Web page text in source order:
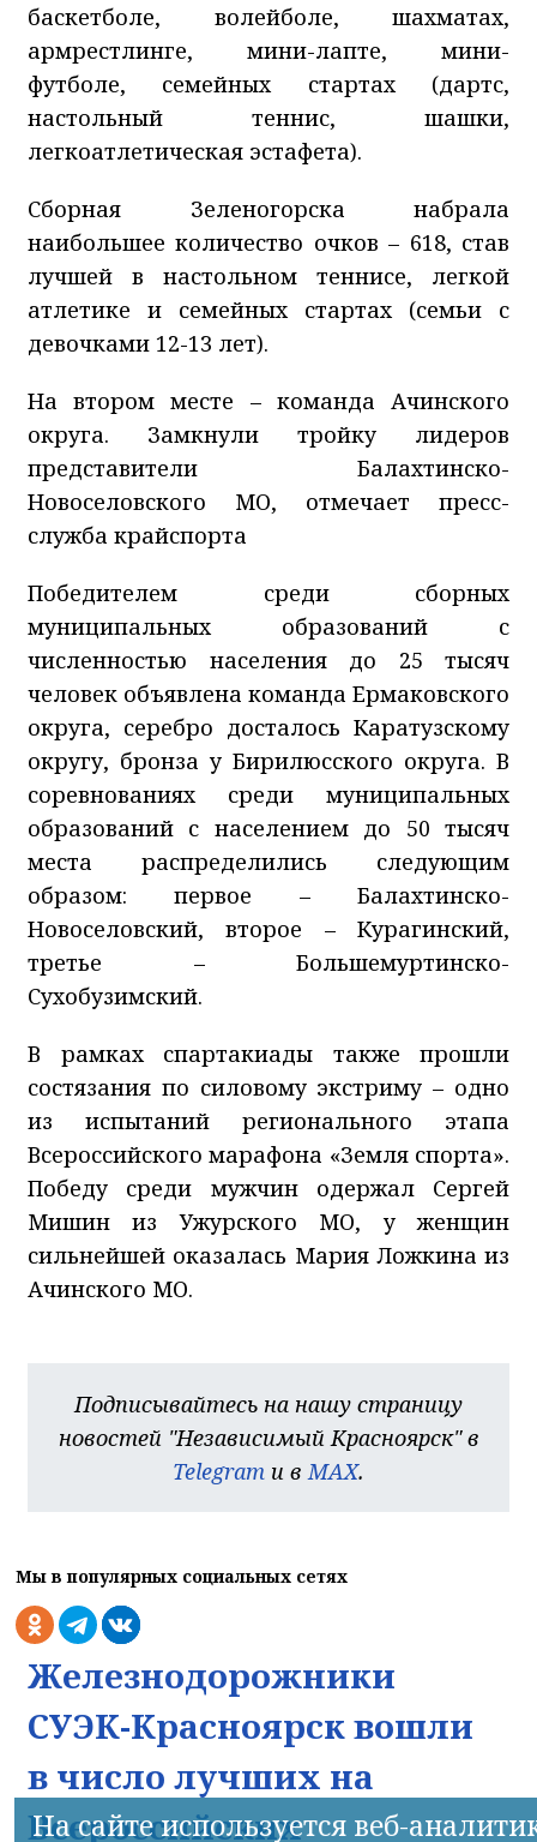
баскетболе, волейболе, шахматах,
армрестлинге, мини-лапте, мини-
футболе, семейных стартах (дартс,
настольный теннис, шашки,
легкоатлетическая эстафета).
Сборная Зеленогорска набрала
наибольшее количество очков – 618, став
лучшей в настольном теннисе, легкой
атлетике и семейных стартах (семьи с
девочками 12-13 лет).
На втором месте – команда Ачинского
округа. Замкнули тройку лидеров
представители Балахтинско-
Новоселовского МО, отмечает пресс-
служба крайспорта
Победителем среди сборных
муниципальных образований с
численностью населения до 25 тысяч
человек объявлена команда Ермаковского
округа, серебро досталось Каратузскому
округу, бронза у Бирилюсского округа. В
соревнованиях среди муниципальных
образований с населением до 50 тысяч
места распределились следующим
образом: первое – Балахтинско-
Новоселовский, второе – Курагинский,
третье – Большемуртинско-
Сухобузимский.
В рамках спартакиады также прошли
состязания по силовому экстриму – одно
из испытаний регионального этапа
Всероссийского марафона «Земля спорта».
Победу среди мужчин одержал Сергей
Мишин из Ужурского МО, у женщин
сильнейшей оказалась Мария Ложкина из
Ачинского МО.
Подписывайтесь на нашу страницу
новостей "Независимый Красноярск" в
Telegram и вMAX.
Мы в популярных социальных сетях
Железнодорожники
СУЭК-Красноярск вошли
в число лучших на
Всероссийских
На сайте используется веб-